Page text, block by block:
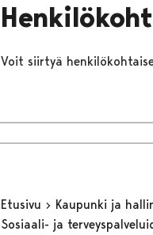
Voit siirtyä
Etusivu Kaupunki ja
Sosiaali- ja